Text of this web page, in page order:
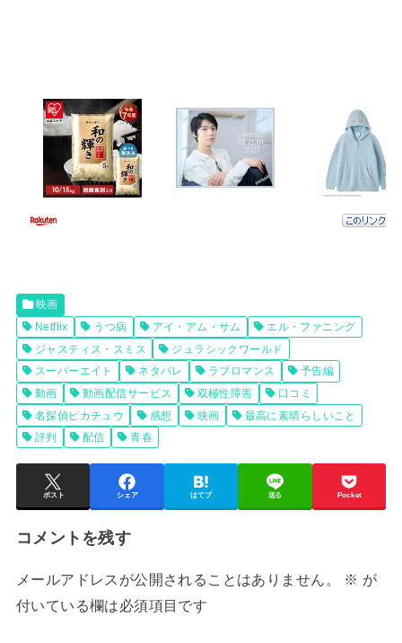
映画
Netflix
うつ病 アイ・アム・サム
エル・ファニング
ジャスティス・スミス
ジュラシックワールド
スーパーエイト
ネタバレ ラブロマンス
予告編
動画
動画配信サービス 双極性障害
口コミ
名探偵ピカチュウ
感想 映画
最高に素晴らしいこと
評判
配信 青春
ポスト シェア はてブ 送る Pocket
コメントを残す
メールアドレスが公開されることはありません。 ※ が
付いている欄は必須項目です